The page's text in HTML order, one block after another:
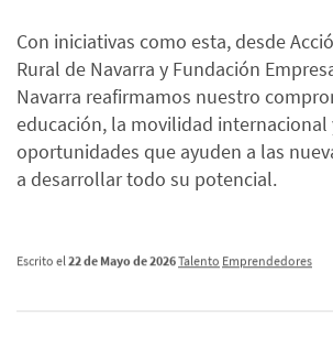
Con iniciativas como esta, desde
Rural de Navarra y Fundación
Navarra reafirmamos nuestro
educación, la movilidad
oportunidades que ayuden a las
a desarrollar todo su potencial.
Escrito el 22 de Mayo de 2026Talento Emprendedores